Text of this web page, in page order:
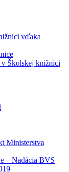
vďaka
Školskej knižnici
Ministerstva
– Nadácia BVS